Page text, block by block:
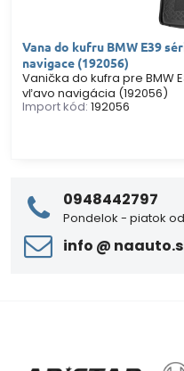
Vana do kufru BMW E39
navigace (192056)
Vanička do kufra pre BMW
vľavo navigácia (192056)
Import kód: 192056
0948442797
Pondelok - piatok od
info ​@